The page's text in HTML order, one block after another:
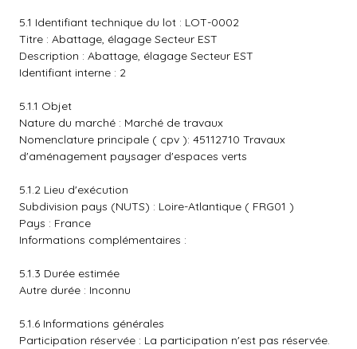
5.1 Identifiant technique du lot : LOT-0002
Titre : Abattage, élagage Secteur EST
Description : Abattage, élagage Secteur EST
Identifiant interne : 2
5.1.1 Objet
Nature du marché : Marché de travaux
Nomenclature principale ( cpv ): 45112710 Travaux
d'aménagement paysager d'espaces verts
5.1.2 Lieu d'exécution
Subdivision pays (NUTS) : Loire-Atlantique ( FRG01 )
Pays : France
Informations complémentaires :
5.1.3 Durée estimée
Autre durée : Inconnu
5.1.6 Informations générales
Participation réservée : La participation n'est pas réservée.